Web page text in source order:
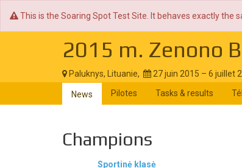
This is the Soaring Spot Test Site. It behaves exactly the
2015 m. Zenono
Paluknys, Lituanie, 27 juin 2015 – 6 juillet
News Pilotes Tasks & results
Champions
Sportinė klasė